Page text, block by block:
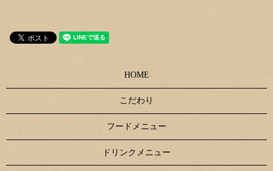
HOME
こだわり
フードメニュー
ドリンクメニュー